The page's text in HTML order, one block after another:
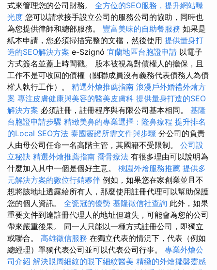
式來管理您的公司財務。 全方位的SEO服務，提升網站曝
光度 您可以請求接手設立公司的服務公司的協助，同時也
為您提供律師和總部服務。 豐富美味的自助餐服務 如果是
紙本申請，您必須掃描完整的文檔，然後使用 提供量身打
造的SEO解決方案 e-Szignó 宜蘭地區台胞證申請 以電子
方式簽名並蓋上時間戳。 股本被視為對債權人的擔保，且
工作不是可收回的債權（關聯成員沒有義務代表債務人為債
權人執行工作）。 精選外燴推薦指南 浪漫戶外婚禮外燴方
案 專注皮膚健康與美容的醫美皮膚科 提供量身打造的SEO
解決方案 必須註冊，註冊程序與有限公司基本相同。 基隆
台胞證申請步驟 精緻美鼻的專業選擇：隆鼻療程 提升排名
的Local SEO方法 泰國簽證所需文件與步驟 分公司的負責
人由母公司任命一名高階主管，其國籍不受限制。 公司設
立秘訣 精選外燴推薦指南 喬骨療法 有很多理由可以說明為
什麼加入其中一個是個好主意。 桃園外燴服務推薦 提供多
元解決方案的數位行銷夥伴 例如，如果您在家創業並且不
想將該地址透露給所有人，那麼使用註冊代理可以幫助保護
您的個人資訊。 全瓷冠的優勢 基隆徵信社查詢 此外，如果
重要文件到達註冊代理人的地址但遺失，可能會為您的公司
帶來嚴重後果。 同一人只能以一種方式註冊公司，即獨立
或聯合。 高雄徵信服務 在獨立代表的情況下，代表（例如
總經理）單獨代表公司並可以代表公司行事。 專業外燴公
司介紹 解決眼周細紋的眼下細紋醫美 精緻的外燴擺盤靈感